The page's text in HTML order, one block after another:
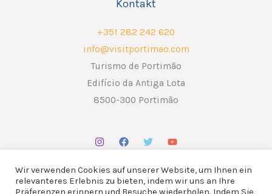
Kontakt
+351 282 242 620
info@visitportimao.com
Turismo de Portimão
Edifício da Antiga Lota
8500-300 Portimão
Wir verwenden Cookies auf unserer Website, um Ihnen ein
relevanteres Erlebnis zu bieten, indem wir uns an Ihre
Präferenzen erinnern und Besuche wiederholen. Indem Sie